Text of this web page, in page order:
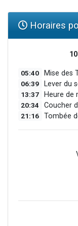
Horaires
05:40 Mise des
06:39 Lever du
13:37 Heure de
20:34 Coucher
21:16 Tombée